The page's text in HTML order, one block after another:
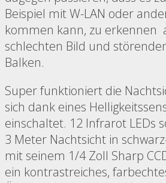
Beispiel mit W-LAN oder
kommen kann, zu erkennen
schlechten Bild und
Balken.
Super funktioniert die
sich dank eines
einschaltet. 12 Infrarot LEDs
3 Meter Nachtsicht in
mit seinem 1/4 Zoll Sharp
ein kontrastreiches,